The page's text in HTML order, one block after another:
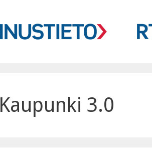
Kaupunki 3.0